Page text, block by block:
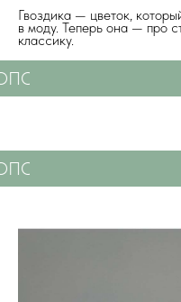
Гвоздика — цветок,
в моду. Теперь она — про
классику.